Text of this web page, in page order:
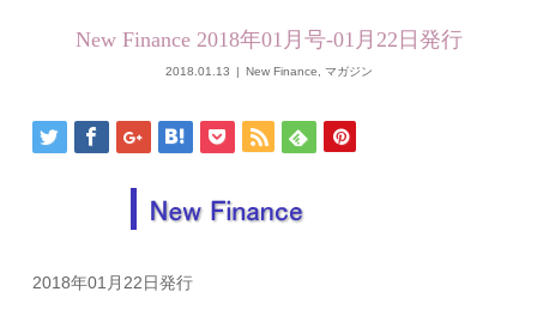
New Finance 2018年01月号-01月22日発行
2018.01.13 New Finance マガジン
2018年01月22日発行